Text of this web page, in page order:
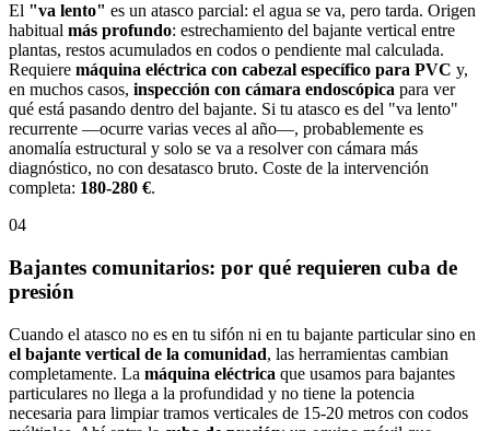
El "va lento" es un atasco parcial: el agua se va, pero tarda. Origen
habitual más profundo: estrechamiento del bajante vertical entre
plantas, restos acumulados en codos o pendiente mal calculada.
Requiere máquina eléctrica con cabezal específico para PVC y,
en muchos casos, inspección con cámara endoscópica para ver
qué está pasando dentro del bajante. Si tu atasco es del "va lento"
recurrente —ocurre varias veces al año—, probablemente es
anomalía estructural y solo se va a resolver con cámara más
diagnóstico, no con desatasco bruto. Coste de la intervención
completa: 180-280 €.
04
Bajantes comunitarios: por qué requieren cuba de
presión
Cuando el atasco no es en tu sifón ni en tu bajante particular sino en
el bajante vertical de la comunidad, las herramientas cambian
completamente. La máquina eléctrica que usamos para bajantes
particulares no llega a la profundidad y no tiene la potencia
necesaria para limpiar tramos verticales de 15-20 metros con codos